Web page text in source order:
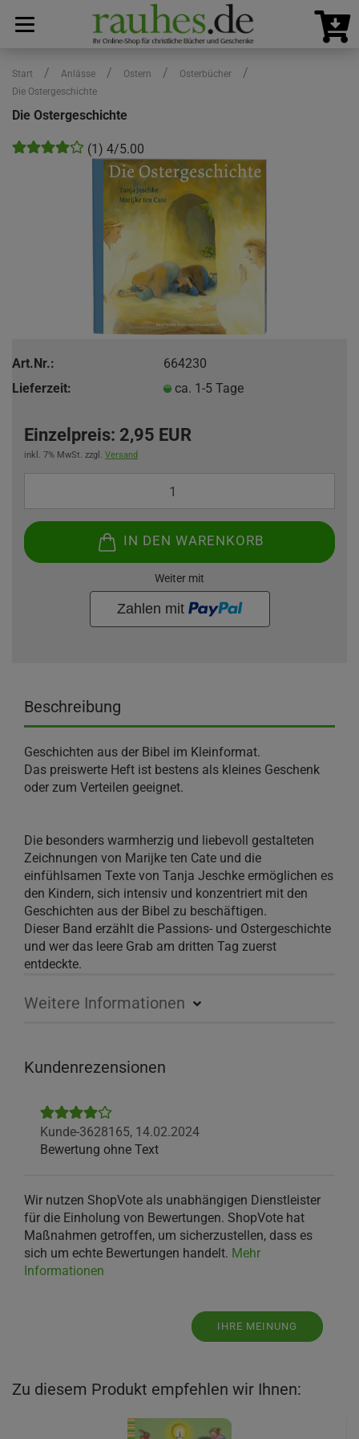
Start / Anlässe / Ostern / Osterbücher /
Die Ostergeschichte
Die Ostergeschichte
(1) 4/5.00
Art.Nr.:
664230
Lieferzeit:
ca. 1-5 Tage
Einzelpreis: 2,95 EUR
inkl. 7% MwSt. zzgl. Versand
IN DEN WARENKORB
Weiter mit
Beschreibung
Geschichten aus der Bibel im Kleinformat.
Das preiswerte Heft ist bestens als kleines Geschenk
oder zum Verteilen geeignet.
Die besonders warmherzig und liebevoll gestalteten
Zeichnungen von Marijke ten Cate und die
einfühlsamen Texte von Tanja Jeschke ermöglichen es
den Kindern, sich intensiv und konzentriert mit den
Geschichten aus der Bibel zu beschäftigen.
Dieser Band erzählt die Passions- und Ostergeschichte
und wer das leere Grab am dritten Tag zuerst
entdeckte.
Weitere Informationen
Kundenrezensionen
Kunde-3628165, 14.02.2024
Bewertung ohne Text
Wir nutzen ShopVote als unabhängigen Dienstleister
für die Einholung von Bewertungen. ShopVote hat
Maßnahmen getroffen, um sicherzustellen, dass es
sich um echte Bewertungen handelt. Mehr
Informationen
IHRE MEINUNG
Zu diesem Produkt empfehlen wir Ihnen: